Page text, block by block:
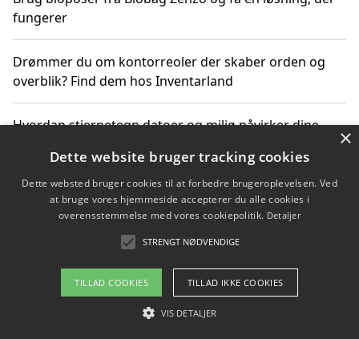
fungerer
Drømmer du om kontorreoler der skaber orden og
overblik? Find dem hos Inventarland
Hvordan stjernetegn datoer og miljø påvirker dine
Bæredygtige gadgets til en grønnere hverdag
Om / kontakt
Blog Betingelser
×
Dette website bruger tracking cookies
Dette websted bruger cookies til at forbedre brugeroplevelsen. Ved
at bruge vores hjemmeside accepterer du alle cookies i
overensstemmelse med vores cookiepolitik. Detaljer
STRENGT NØDVENDIGE
TILLAD COOKIES TILLAD IKKE COOKIES
VIS DETALJER